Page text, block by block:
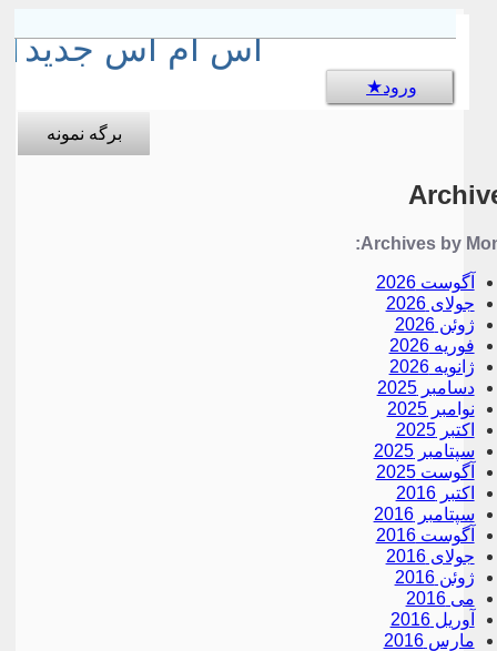
اس ام اس جدید
ورود
برگه نمونه
Archives by
آگوست 2026
جولای 2026
ژوئن 2026
فوریه 2026
ژانویه 2026
دسامبر 2025
نوامبر 2025
اکتبر 2025
سپتامبر 2025
آگوست 2025
اکتبر 2016
سپتامبر 2016
آگوست 2016
جولای 2016
ژوئن 2016
می 2016
آوریل 2016
مارس 2016